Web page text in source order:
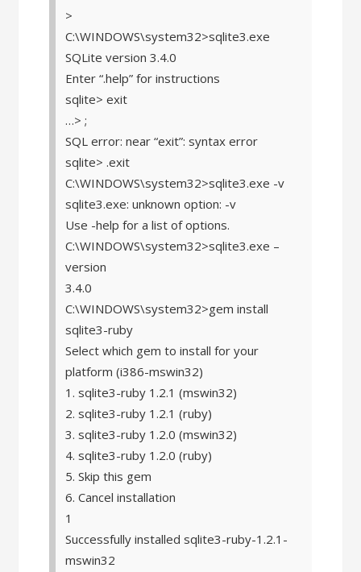
>
C:\WINDOWS\system32>sqlite3.exe
SQLite version 3.4.0
Enter “.help” for instructions
sqlite> exit
…> ;
SQL error: near “exit”: syntax error
sqlite> .exit
C:\WINDOWS\system32>sqlite3.exe -v
sqlite3.exe: unknown option: -v
Use -help for a list of options.
C:\WINDOWS\system32>sqlite3.exe –
version
3.4.0
C:\WINDOWS\system32>gem install
sqlite3-ruby
Select which gem to install for your
platform (i386-mswin32)
1. sqlite3-ruby 1.2.1 (mswin32)
2. sqlite3-ruby 1.2.1 (ruby)
3. sqlite3-ruby 1.2.0 (mswin32)
4. sqlite3-ruby 1.2.0 (ruby)
5. Skip this gem
6. Cancel installation
1
Successfully installed sqlite3-ruby-1.2.1-
mswin32